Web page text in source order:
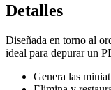
Detalles
Diseñada en torno al
ideal para depurar un
Genera las